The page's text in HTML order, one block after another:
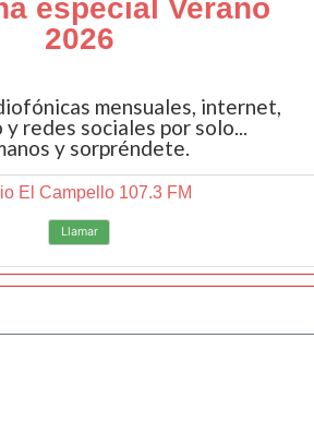
especial Verano
2026
mensuales, internet,
redes sociales por solo...
y sorpréndete.
El Campello 107.3 FM
Llamar